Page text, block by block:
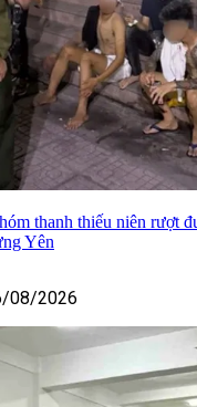
thanh thiếu niên rượt
Yên
08/2026